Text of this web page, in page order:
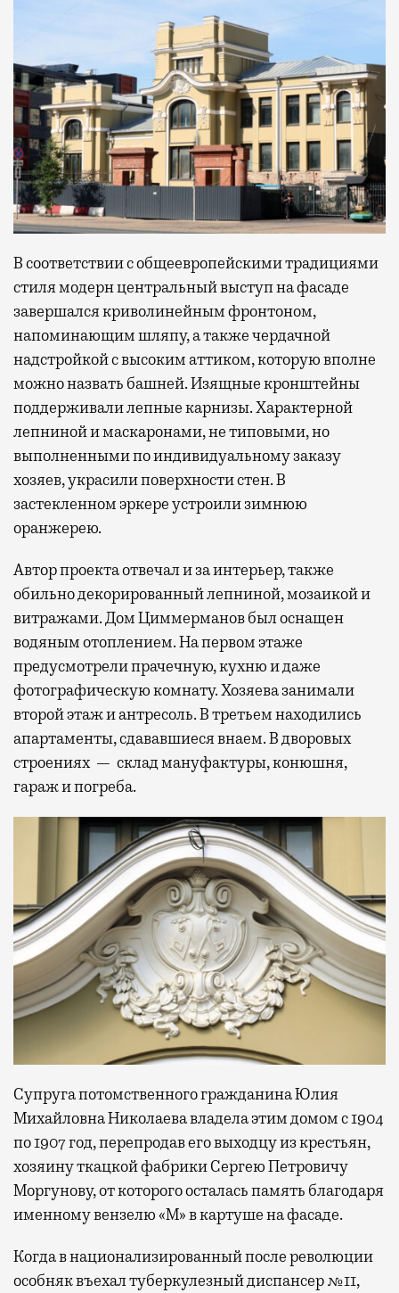
В соответствии с общеевропейскими традициями
стиля модерн центральный выступ на фасаде
завершался криволинейным фронтоном,
напоминающим шляпу, а также чердачной
надстройкой с высоким аттиком, которую вполне
можно назвать башней. Изящные кронштейны
поддерживали лепные карнизы. Характерной
лепниной и маскаронами, не типовыми, но
выполненными по индивидуальному заказу
хозяев, украсили поверхности стен. В
застекленном эркере устроили зимнюю
оранжерею.
Автор проекта отвечал и за интерьер, также
обильно декорированный лепниной, мозаикой и
витражами. Дом Циммерманов был оснащен
водяным отоплением. На первом этаже
предусмотрели прачечную, кухню и даже
фотографическую комнату. Хозяева занимали
второй этаж и антресоль. В третьем находились
апартаменты, сдававшиеся внаем. В дворовых
строениях — склад мануфактуры, конюшня,
гараж и погреба.
Супруга потомственного гражданина Юлия
Михайловна Николаева владела этим домом с 1904
по 1907 год, перепродав его выходцу из крестьян,
хозяину ткацкой фабрики Сергею Петровичу
Моргунову, от которого осталась память благодаря
именному вензелю «М» в картуше на фасаде.
Когда в национализированный после революции
особняк въехал туберкулезный диспансер №11,